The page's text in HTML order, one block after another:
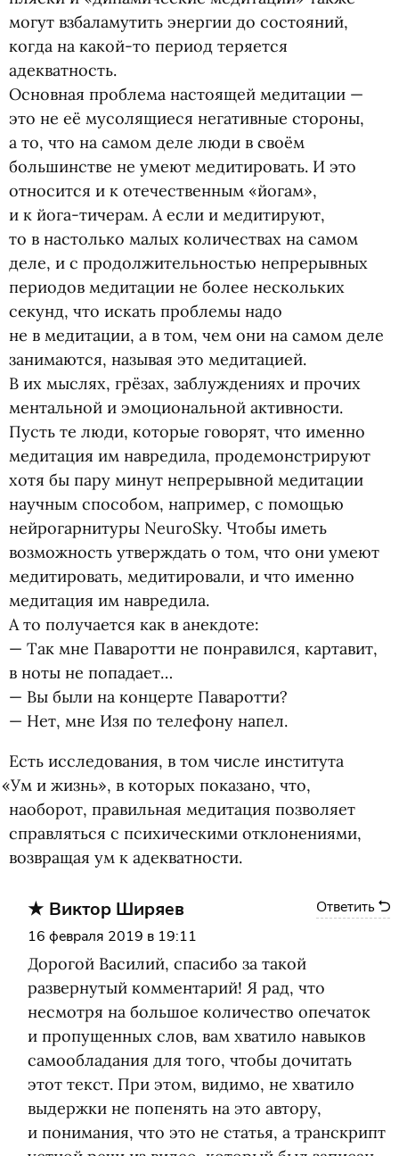
могут взбаламутить энергии до состояний,
когда на какой-то период теряется
адекватность.
Основная проблема настоящей медитации —
это не её мусолящиеся негативные стороны,
а то, что на самом деле люди в своём
большинстве не умеют медитировать. И это
относится и к отечественным «йогам»,
и к йога-тичерам. А если и медитируют,
то в настолько малых количествах на самом
деле, и с продолжительностью непрерывных
периодов медитации не более нескольких
секунд, что искать проблемы надо
не в медитации, а в том, чем они на самом деле
занимаются, называя это медитацией.
В их мыслях, грёзах, заблуждениях и прочих
ментальной и эмоциональной активности.
Пусть те люди, которые говорят, что именно
медитация им навредила, продемонстрируют
хотя бы пару минут непрерывной медитации
научным способом, например, с помощью
нейрогарнитуры NeuroSky. Чтобы иметь
возможность утверждать о том, что они умеют
медитировать, медитировали, и что именно
медитация им навредила.
А то получается как в анекдоте:
— Так мне Паваротти не понравился, картавит,
в ноты не попадает…
— Вы были на концерте Паваротти?
— Нет, мне Изя по телефону напел.
Есть исследования, в том числе института
«Ум и жизнь», в которых показано, что,
наоборот, правильная медитация позволяет
справляться с психическими отклонениями,
возвращая ум к адекватности.
Ответить
Виктор Ширяев
16 февраля 2019 в 19:11
Дорогой Василий, спасибо за такой
развернутый комментарий! Я рад, что
несмотря на большое количество опечаток
и пропущенных слов, вам хватило навыков
самообладания для того, чтобы дочитать
этот текст. При этом, видимо, не хватило
выдержки не попенять на это автору,
и понимания, что это не статья, а транскрипт